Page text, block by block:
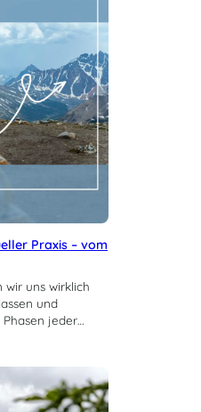
Praxis – vom
wir uns wirklich
und
jeder…